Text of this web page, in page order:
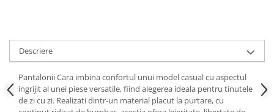
Descriere
Pantalonii Cara imbina confortul unui model casual cu aspectul
ingrijit al unei piese versatile, fiind alegerea ideala pentru tinutele
de zi cu zi. Realizati dintr-un material placut la purtare, cu